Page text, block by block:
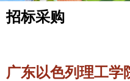
招标采购
广东以色列理工学